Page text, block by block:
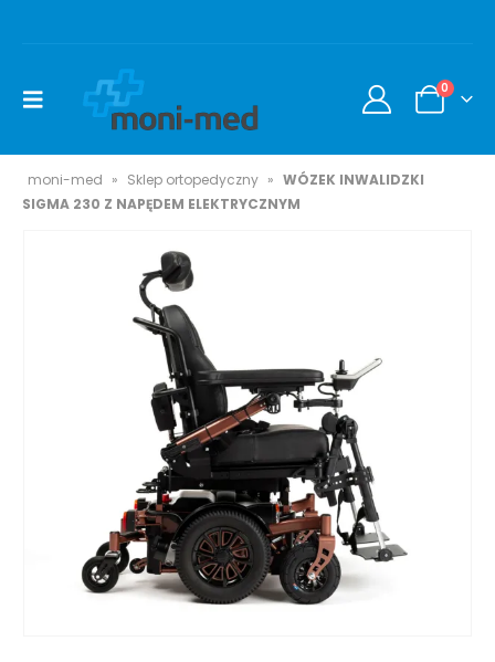
0
moni-med » Sklep ortopedyczny » WÓZEK INWALIDZKI
SIGMA 230 Z NAPĘDEM ELEKTRYCZNYM